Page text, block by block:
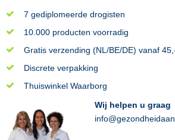
7 gediplomeerde drogisten
10.000 producten voorradig
Gratis verzending (NL/BE/DE) vanaf
Discrete verpakking
Thuiswinkel Waarborg
Wij helpen u graag